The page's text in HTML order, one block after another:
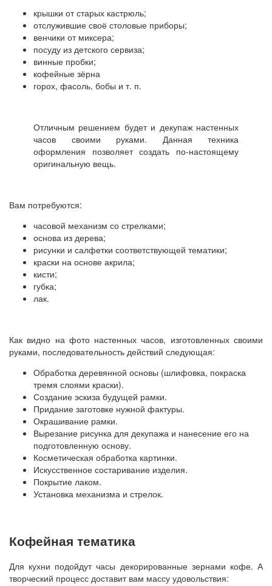
крышки от старых кастрюль;
отслужившие своё столовые приборы;
венчики от миксера;
посуду из детского сервиза;
винные пробки;
кофейные зёрна
горох, фасоль, бобы и т. п.
Отличным решением будет и декупаж настенных
часов своими руками. Данная техника
оформления позволяет создать по-настоящему
оригинальную вещь.
Вам потребуются:
часовой механизм со стрелками;
основа из дерева;
рисунки и салфетки соответствующей тематики;
краски на основе акрила;
кисти;
губка;
лак.
Как видно на фото настенных часов, изготовленных своими
руками, последовательность действий следующая:
Обработка деревянной основы (шлифовка, покраска
тремя слоями краски).
Создание эскиза будущей рамки.
Придание заготовке нужной фактуры.
Окрашивание рамки.
Вырезание рисунка для декупажа и нанесение его на
подготовленную основу.
Косметическая обработка картинки.
Искусственное состаривание изделия.
Покрытие лаком.
Установка механизма и стрелок.
Кофейная тематика
Для кухни подойдут часы декорированные зернами кофе. А
творческий процесс доставит вам массу удовольствия: